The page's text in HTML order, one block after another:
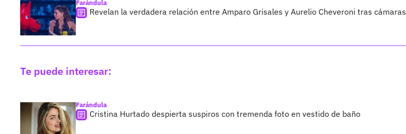
Farándula
Revelan la verdadera relación entre Amparo Grisales y Aurelio Cheveroni tras cámaras
Te puede interesar:
Farándula
Cristina Hurtado despierta suspiros con tremenda foto en vestido de baño